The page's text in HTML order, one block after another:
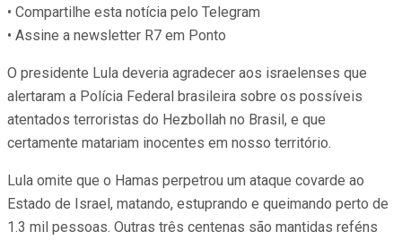
• Compartilhe esta notícia pelo Telegram
• Assine a newsletter R7 em Ponto
O presidente Lula deveria agradecer aos israelenses que
alertaram a Polícia Federal brasileira sobre os possíveis
atentados terroristas do Hezbollah no Brasil, e que
certamente matariam inocentes em nosso território.
Lula omite que o Hamas perpetrou um ataque covarde ao
Estado de Israel, matando, estuprando e queimando perto de
1.3 mil pessoas. Outras três centenas são mantidas reféns